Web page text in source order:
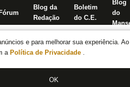
e para melhorar sua experiência.
a Política de Privacidade .
OK
Blog da
Redação
Boletim
do C.E.
Blog
do